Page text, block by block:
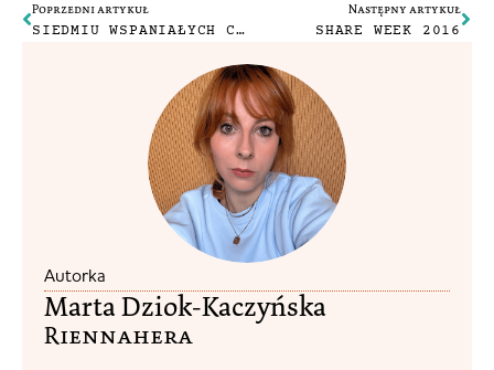
Poprzedni artykuł
SIEDMIU WSPANIAŁYCH CZYLI CIEKAWE LINKI #3
Następny artykuł
SHARE WEEK 2016
Autorka
Marta Dziok-Kaczyńska
Riennahera​